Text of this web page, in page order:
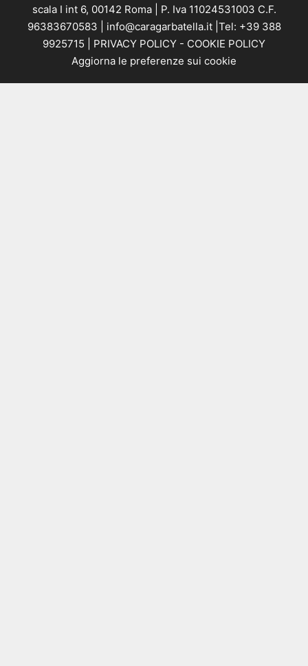
scala I int 6, 00142 Roma | P. Iva 11024531003 C.F.
96383670583 | info@caragarbatella.it |Tel: +39 388
9925715 |
PRIVACY POLICY - COOKIE POLICY
Aggiorna le preferenze sui cookie